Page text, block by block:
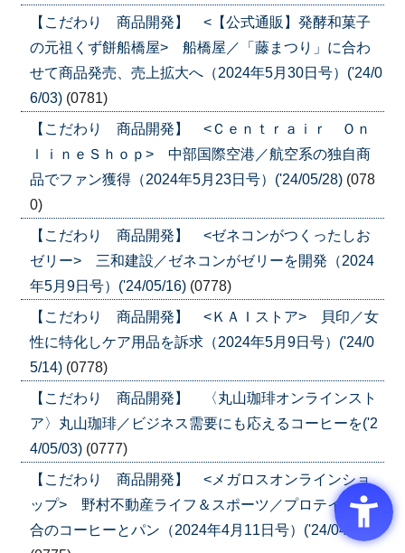
【こだわり 商品開発】 <【公式通販】発酵和菓子
の元祖くず餅船橋屋> 船橋屋／「藤まつり」に合わ
せて商品発売、売上拡大へ（2024年5月30日号）('24/0
6/03) (0781)
【こだわり 商品開発】 <Ｃｅｎｔｒａｉｒ Ｏｎ
ｌｉｎｅＳｈｏｐ> 中部国際空港／航空系の独自商
品でファン獲得（2024年5月23日号）('24/05/28) (078
0)
【こだわり 商品開発】 <ゼネコンがつくったしお
ゼリー> 三和建設／ゼネコンがゼリーを開発（2024
年5月9日号）('24/05/16) (0778)
【こだわり 商品開発】 <ＫＡＩストア> 貝印／女
性に特化しケア用品を訴求（2024年5月9日号）('24/0
5/14) (0778)
【こだわり 商品開発】 〈丸山珈琲オンラインスト
ア〉丸山珈琲／ビジネス需要にも応えるコーヒーを('2
4/05/03) (0777)
【こだわり 商品開発】 <メガロスオンラインショ
ップ> 野村不動産ライフ＆スポーツ／プロテイン配
合のコーヒーとパン（2024年4月11日号）('24/04/16)